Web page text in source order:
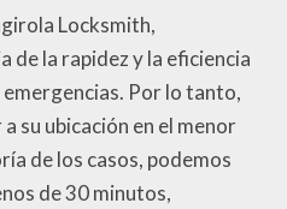
Locksmith,
de la rapidez y la eficiencia
Por lo tanto,
su ubicación en el menor
de los casos, podemos
de 30 minutos,